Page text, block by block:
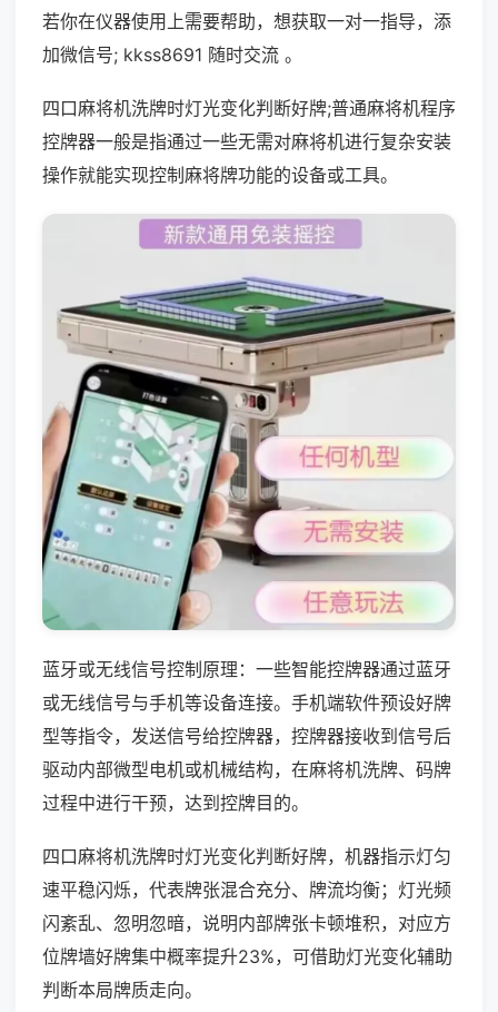
若你在仪器使用上需要帮助，想获取一对一指导，添
加微信号; kkss8691 随时交流 。
四口麻将机洗牌时灯光变化判断好牌;普通麻将机程序
控牌器一般是指通过一些无需对麻将机进行复杂安装
操作就能实现控制麻将牌功能的设备或工具。
蓝牙或无线信号控制原理：一些智能控牌器通过蓝牙
或无线信号与手机等设备连接。手机端软件预设好牌
型等指令，发送信号给控牌器，控牌器接收到信号后
驱动内部微型电机或机械结构，在麻将机洗牌、码牌
过程中进行干预，达到控牌目的。
四口麻将机洗牌时灯光变化判断好牌，机器指示灯匀
速平稳闪烁，代表牌张混合充分、牌流均衡；灯光频
闪紊乱、忽明忽暗，说明内部牌张卡顿堆积，对应方
位牌墙好牌集中概率提升23%，可借助灯光变化辅助
判断本局牌质走向。